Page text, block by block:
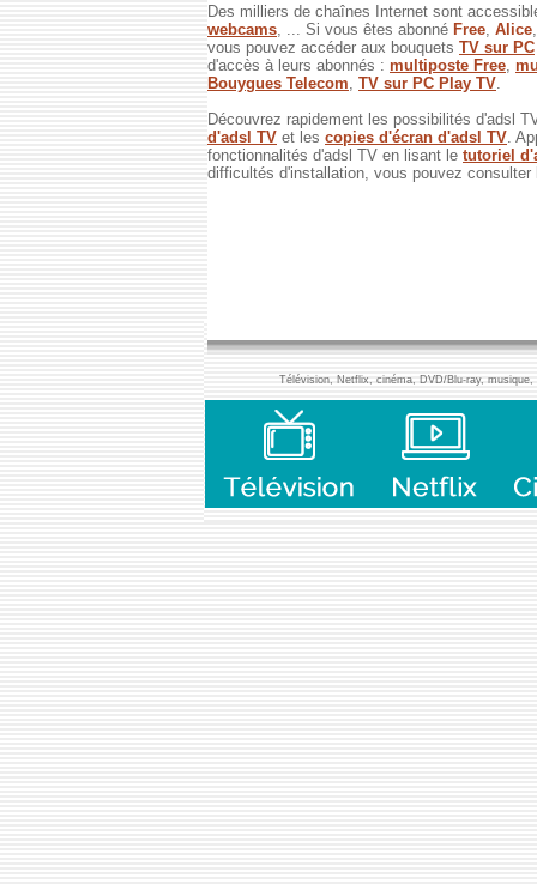
Des milliers de chaînes Internet sont
webcams , ... Si vous êtes abonné Free Alice
vous pouvez accéder aux bouquets TV sur PC
d'accès à leurs abonnés : multiposte Free
Bouygues Telecom TV sur PC Play TV
Découvrez rapidement les possibilités d'adsl
d'adsl TV et les copies d'écran d'adsl TV .
fonctionnalités d'adsl TV en lisant le tutoriel
difficultés d'installation, vous pouvez
Télévision, Netflix, cinéma, DVD/Blu-ray,